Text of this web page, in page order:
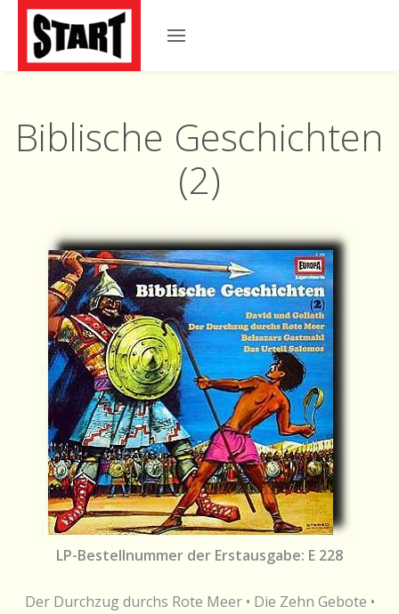
Biblische Geschichten
(2)
LP-Bestellnummer der Erstausgabe: E 228
Der Durchzug durchs Rote Meer • Die Zehn Gebote •